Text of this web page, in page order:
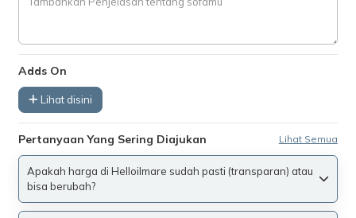
Adds On
Lihat disini
Pertanyaan Yang Sering Diajukan Lihat Semua
Apakah harga di Helloilmare sudah pasti (transparan) atau
bisa berubah?